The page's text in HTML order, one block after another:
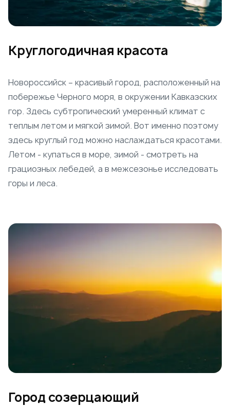
Круглогодичная красота
Новороссийск – красивый город, расположенный на
побережье Черного моря, в окружении Кавказских
гор. Здесь субтропический умеренный климат с
теплым летом и мягкой зимой. Вот именно поэтому
здесь круглый год можно наслаждаться красотами.
Летом - купаться в море, зимой - смотреть на
грациозных лебедей, а в межсезонье исследовать
горы и леса.
Город созерцающий